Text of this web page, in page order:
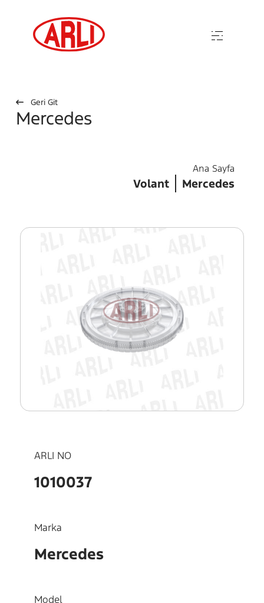
Geri Git
Mercedes
Ana Sayfa
Volant Mercedes
ARLI NO
1010037
Marka
Mercedes
Model